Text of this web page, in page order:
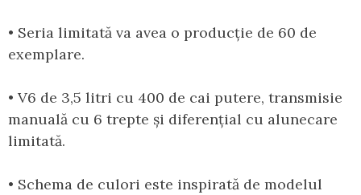
• Seria limitată va avea o producție de 60 de
exemplare.
• V6 de 3,5 litri cu 400 de cai putere, transmisie
manuală cu 6 trepte și diferențial cu alunecare
limitată.
• Schema de culori este inspirată de modelul